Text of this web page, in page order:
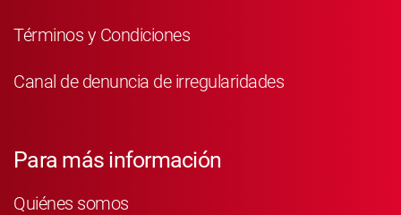
Términos y Condiciones
Canal de denuncia de irregularidades
Para más información
Quiénes somos